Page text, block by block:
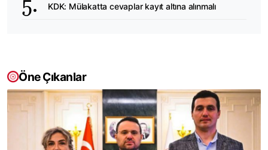
KDK: Mülakatta cevaplar kayıt altına alınmalı
Öne Çıkanlar